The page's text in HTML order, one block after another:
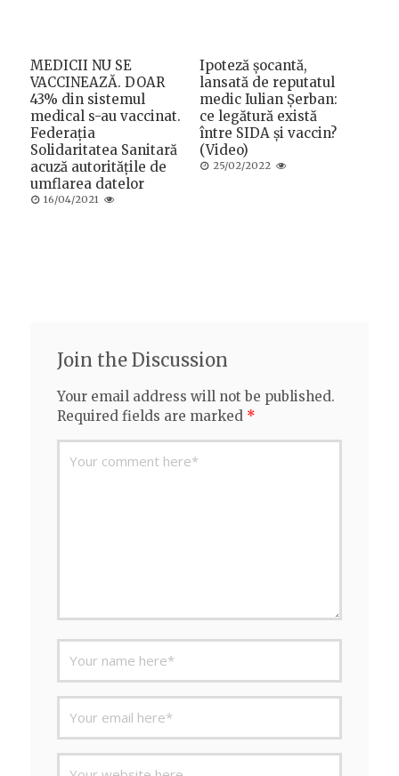
MEDICII NU SE
VACCINEAZĂ. DOAR
43% din sistemul
medical s-au vaccinat.
Federația
Solidaritatea Sanitară
acuză autoritățile de
umflarea datelor
Posted
16/04/2021
Ipoteză șocantă,
lansată de reputatul
medic Iulian Șerban:
ce legătură există
între SIDA și vaccin?
(Video)
Posted
25/02/2022
Join the Discussion
Your email address will not be published.
Required fields are marked *